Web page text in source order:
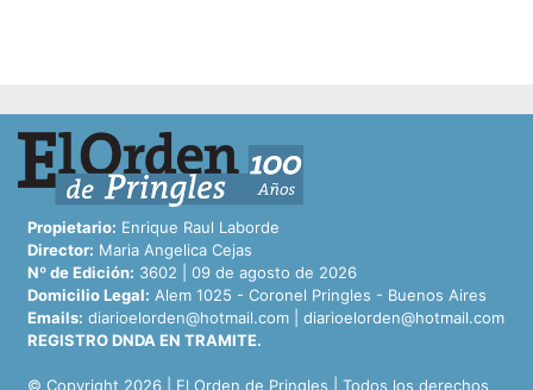
Propietario: Enrique Raul Laborde
Director: Maria Angelica Cejas
Nº de Edición: 3602 | 09 de agosto de 2026
Domicilio Legal: Alem 1025 - Coronel Pringles - Buenos Aires
Emails: diarioelorden@hotmail.com
diarioelorden@hotmail.com
REGISTRO DNDA EN TRAMITE.
© Copyright 2026 | El Orden de Pringles | Todos los derechos